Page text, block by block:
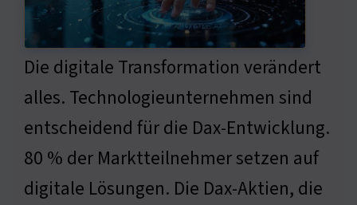
Die digitale Transformation verändert
alles. Technologieunternehmen sind
entscheidend für die Dax-Entwicklung.
80 % der Marktteilnehmer setzen auf
digitale Lösungen. Die Dax-Aktien, die